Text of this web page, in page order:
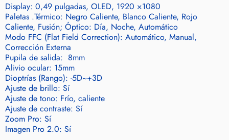
Display: 0,49 pulgadas, OLED, 1920 ×1080
Paletas .Térmico: Negro Caliente, Blanco Caliente, Rojo
Caliente, Fusión; Óptico: Día, Noche, Automático
Modo FFC (Flat Field Correction): Automático, Manual,
Corrección Externa
Pupila de salida: 8mm
Alivio ocular: 15mm
Dioptrías (Rango): -5D~+3D
Ajuste de brillo: Sí
Ajuste de tono: Frío, caliente
Ajuste de contraste: Sí
Zoom Pro: Sí
Imagen Pro 2.0: Sí